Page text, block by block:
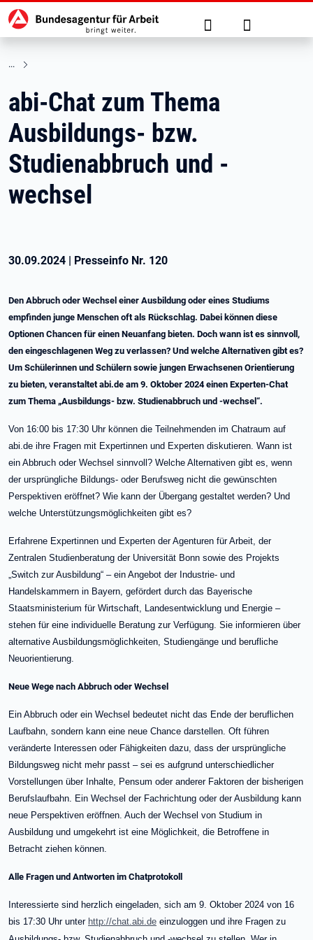
zu den Hauptinhalten springen
Hauptnavigation Suche Anmelden
abi-Chat zum Thema
Ausbildungs- bzw.
Studienabbruch und -
wechsel
30.09.2024 | Presseinfo Nr. 120
Den Abbruch oder Wechsel einer Ausbildung oder eines Studiums
empfinden junge Menschen oft als Rückschlag. Dabei können diese
Optionen Chancen für einen Neuanfang bieten. Doch wann ist es sinnvoll,
den eingeschlagenen Weg zu verlassen? Und welche Alternativen gibt es?
Um Schülerinnen und Schülern sowie jungen Erwachsenen Orientierung
zu bieten, veranstaltet abi.de am 9. Oktober 2024 einen Experten-Chat
zum Thema „Ausbildungs- bzw. Studienabbruch und -wechsel“.
Von 16:00 bis 17:30 Uhr können die Teilnehmenden im Chatraum auf
abi.de ihre Fragen mit Expertinnen und Experten diskutieren. Wann ist
ein Abbruch oder Wechsel sinnvoll? Welche Alternativen gibt es, wenn
der ursprüngliche Bildungs- oder Berufsweg nicht die gewünschten
Perspektiven eröffnet? Wie kann der Übergang gestaltet werden? Und
welche Unterstützungsmöglichkeiten gibt es?
Erfahrene Expertinnen und Experten der Agenturen für Arbeit, der
Zentralen Studienberatung der Universität Bonn sowie des Projekts
„Switch zur Ausbildung“ – ein Angebot der Industrie- und
Handelskammern in Bayern, gefördert durch das Bayerische
Staatsministerium für Wirtschaft, Landesentwicklung und Energie –
stehen für eine individuelle Beratung zur Verfügung. Sie informieren über
alternative Ausbildungsmöglichkeiten, Studiengänge und berufliche
Neuorientierung.
Neue Wege nach Abbruch oder Wechsel
Ein Abbruch oder ein Wechsel bedeutet nicht das Ende der beruflichen
Laufbahn, sondern kann eine neue Chance darstellen. Oft führen
veränderte Interessen oder Fähigkeiten dazu, dass der ursprüngliche
Bildungsweg nicht mehr passt – sei es aufgrund unterschiedlicher
Vorstellungen über Inhalte, Pensum oder anderer Faktoren der bisherigen
Berufslaufbahn. Ein Wechsel der Fachrichtung oder der Ausbildung kann
neue Perspektiven eröffnen. Auch der Wechsel von Studium in
Ausbildung und umgekehrt ist eine Möglichkeit, die Betroffene in
Betracht ziehen können.
Alle Fragen und Antworten im Chatprotokoll
Interessierte sind herzlich eingeladen, sich am 9. Oktober 2024 von 16
bis 17:30 Uhr unter http://chat.abi.de einzuloggen und ihre Fragen zu